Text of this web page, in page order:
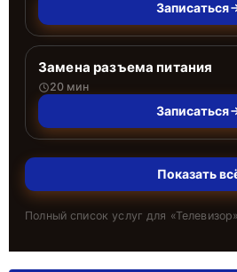
Записаться
Замена разъема питания
20 мин
Записаться
Показать
Полный список услуг для «Телевизор